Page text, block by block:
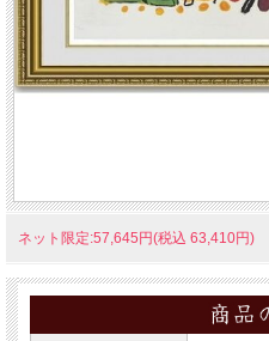
ネット限定:57,645円(税込 63,410円)